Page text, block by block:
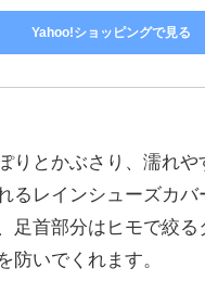
Yahoo!ショッピングで見る
りとかぶさり、濡れ
るレインシューズカバ
足首部分はヒモで絞
防いでくれます。